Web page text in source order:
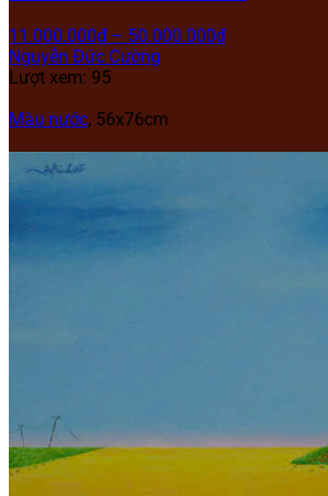
11.000.000₫ – 50.000.000₫
Nguyễn Đức Cường
Lượt xem: 95
Màu nước, 56x76cm